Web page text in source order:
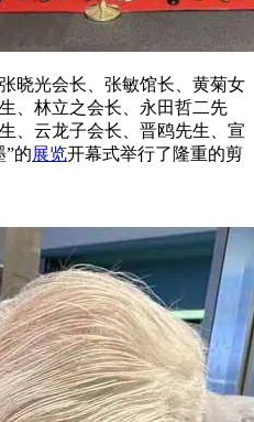
晓光会长、张敏馆长、黄菊女
、林立之会长、永田哲二先
、云龙子会长、晋鸥先生、宣
”的展览开幕式举行了隆重的剪